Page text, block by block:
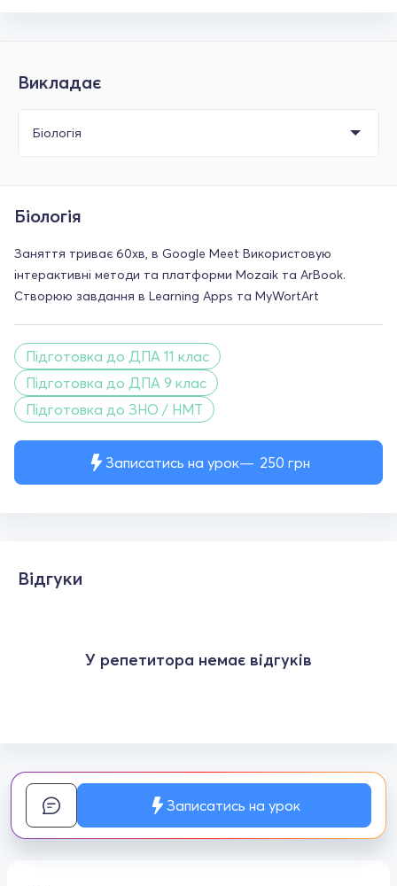
Викладає
Записатись на урок 250 грн
Біологія
Заняття триває 60хв, в Google Meet Використовую
інтерактивні методи та платформи Mozaik та АrBook.
Створюю завдання в Learning Apps та MyWortArt
Підготовка до ДПА 11 клас
Підготовка до ДПА 9 клас
Підготовка до ЗНО / НМТ
Відгуки
У репетитора немає відгуків
Записатись на урок